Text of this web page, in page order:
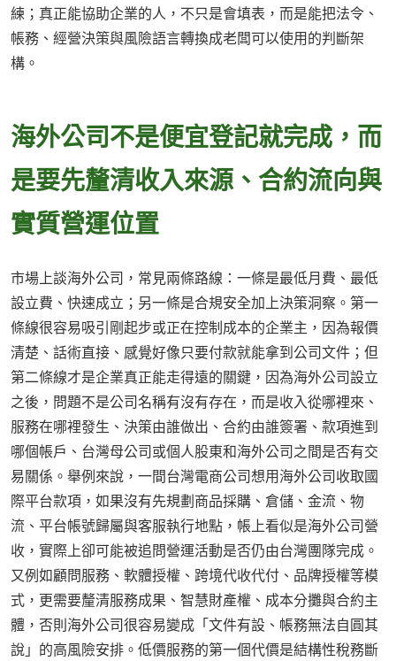
練；真正能協助企業的人，不只是會填表，而是能把法令、
帳務、經營決策與風險語言轉換成老闆可以使用的判斷架
構。
海外公司不是便宜登記就完成，而
是要先釐清收入來源、合約流向與
實質營運位置
市場上談海外公司，常見兩條路線：一條是最低月費、最低
設立費、快速成立；另一條是合規安全加上決策洞察。第一
條線很容易吸引剛起步或正在控制成本的企業主，因為報價
清楚、話術直接、感覺好像只要付款就能拿到公司文件；但
第二條線才是企業真正能走得遠的關鍵，因為海外公司設立
之後，問題不是公司名稱有沒有存在，而是收入從哪裡來、
服務在哪裡發生、決策由誰做出、合約由誰簽署、款項進到
哪個帳戶、台灣母公司或個人股東和海外公司之間是否有交
易關係。舉例來說，一間台灣電商公司想用海外公司收取國
際平台款項，如果沒有先規劃商品採購、倉儲、金流、物
流、平台帳號歸屬與客服執行地點，帳上看似是海外公司營
收，實際上卻可能被追問營運活動是否仍由台灣團隊完成。
又例如顧問服務、軟體授權、跨境代收代付、品牌授權等模
式，更需要釐清服務成果、智慧財產權、成本分攤與合約主
體，否則海外公司很容易變成「文件有設、帳務無法自圓其
說」的高風險安排。低價服務的第一個代價是結構性稅務斷